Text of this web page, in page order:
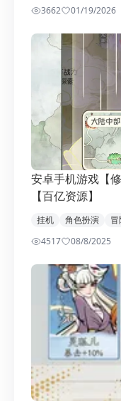
3662 01/19/2026
安卓手机游戏【
【百亿资源】
挂机 角色扮演
4517
08/8/2025